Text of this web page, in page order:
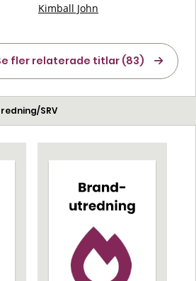
Kimball John
fler relaterade titlar (83)
SRV